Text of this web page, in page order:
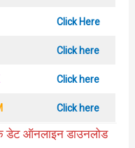
Click Here
Click here
Click here
Click here
डेट ऑनलाइन डाउनलोड